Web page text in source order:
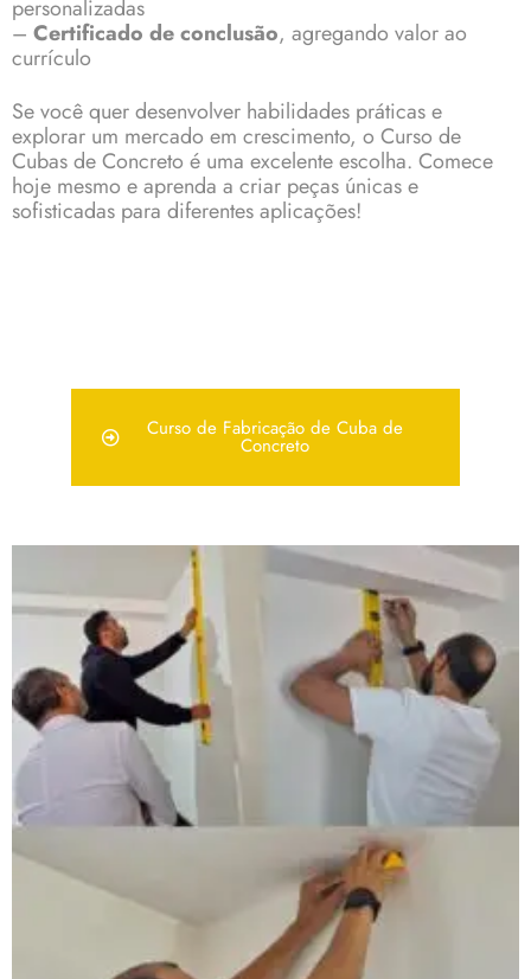
personalizadas
– Certificado de conclusão, agregando valor ao
currículo
Se você quer desenvolver habilidades práticas e
explorar um mercado em crescimento, o Curso de
Cubas de Concreto é uma excelente escolha. Comece
hoje mesmo e aprenda a criar peças únicas e
sofisticadas para diferentes aplicações!
Curso de Fabricação de Cuba de
Concreto